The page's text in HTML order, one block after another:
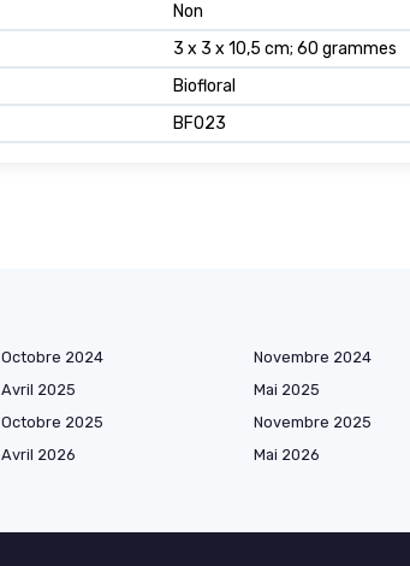
Non
3 x 3 x 10,5 cm; 60 grammes
Biofloral
BF023
Octobre 2024 Novembre 2024
Avril 2025 Mai 2025
Octobre 2025 Novembre 2025
Avril 2026 Mai 2026